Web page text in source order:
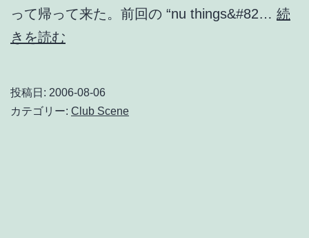
って帰って来た。前回の “nu things&#82… 続
きを読む
／
投稿日: 2006-08-06
カテゴリー: Club Scene